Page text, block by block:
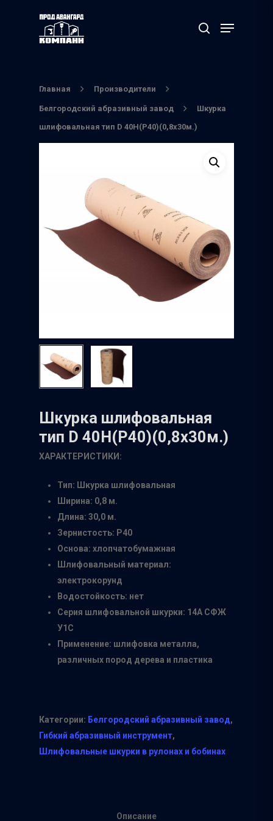
Главная Производители
Белгородский абразивный завод
Шкурка
шлифовальная тип D 40Н(Р40)(0,8х30м.)
Шкурка шлифовальная
тип D 40Н(Р40)(0,8х30м.)
ХАРАКТЕРИСТИКИ:
Тип: Шкурка шлифовальная
Ширина: 0,8 м.
Длина: 30,0 м.
Зернистость: Р40
Основа: хлопчатобумажная
Шлифовальный материал:
электрокорунд
Водостойкость: нет
Серия шлифовальной шкурки: 14А СФЖ
У1С
Применение: шлифовка металла,
различных пород дерева и пластика
Категории: Белгородский абразивный завод,
Гибкий абразивный инструмент,
Шлифовальные шкурки в рулонах и бобинах
Описание